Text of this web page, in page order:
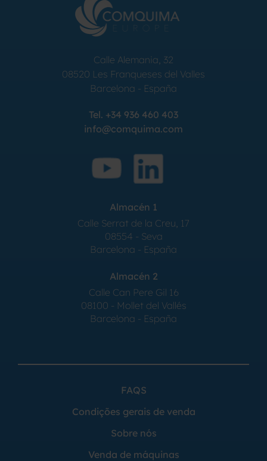
Calle Alemania, 32
08520 Les Franqueses del Valles
Barcelona - España
Tel. +34 936 460 403
info@comquima.com
Almacén 1
Calle Serrat de la Creu, 17
08554 - Seva
Barcelona - España
Almacén 2
Calle Can Pere Gil 16
08100 - Mollet del Vallés
Barcelona - España
FAQS
Condições gerais de venda
Sobre nós
Venda de máquinas